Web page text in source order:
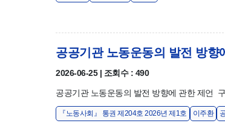
공공기관 노동운동의 발전 방향
2026-06-25 | 조회수 : 490
공공기관 노동운동의 발전 방향에 관한 제
『노동사회』 통권 제204호 2026년 제1호 이주환